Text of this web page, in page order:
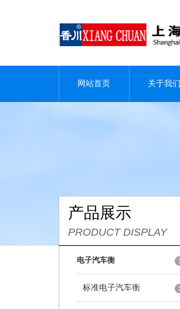
网站首页 关于我们
产品展示
PRODUCT DISPLAY
电子汽车衡
标准电子汽车衡